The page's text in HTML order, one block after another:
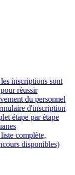
inscriptions sont
réussir
du personnel
d'inscription
étape par étape
complète,
disponibles)